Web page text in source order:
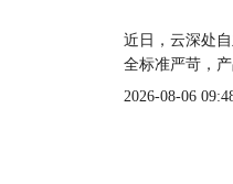
近日，云深处
全标准严苛，
2026-08-06